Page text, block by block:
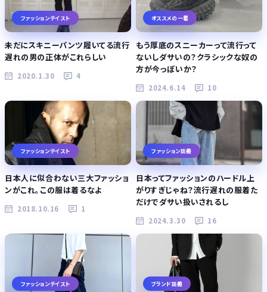
ファッションテイスト
未だにスキニーパンツ履いてる流行
遅れの男の正体がこれらしい
2020.1.30 4
オススメの一着
もう厚底のスニーカーって流行って
ないしダサいの？クラシックな奴の
方が今っぽいか？
2024.6.14 10
ファッションテイスト
日本人に似合わない三大ファッショ
ンがこれ。この服は着るなよ
2018.10.16 1
ファッション談義
日本ってファッションのハードル上
がりすぎじゃね？流行遅れの服着た
だけでダサい扱いされるし
2024.3.30 16
ファッションテイスト ブランド談義